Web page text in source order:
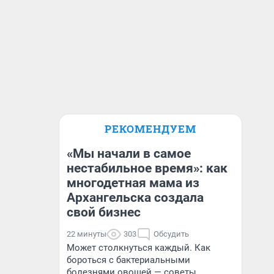
РЕКОМЕНДУЕМ
«Мы начали в самое
нестабильное время»: как
многодетная мама из
Архангельска создала
свой бизнес
22 минуты 303 Обсудить
Может столкнуться каждый. Как
бороться с бактериальными